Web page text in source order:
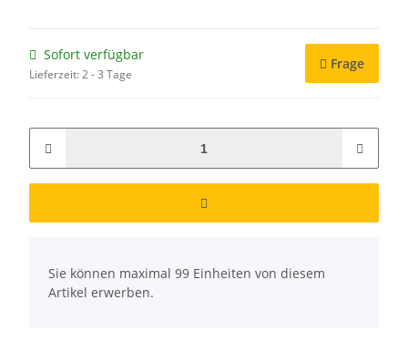
Sofort verfügbar
Lieferzeit:2 - 3 Tage
Frage
Sie können maximal 99 Einheiten von diesem
Artikel erwerben.